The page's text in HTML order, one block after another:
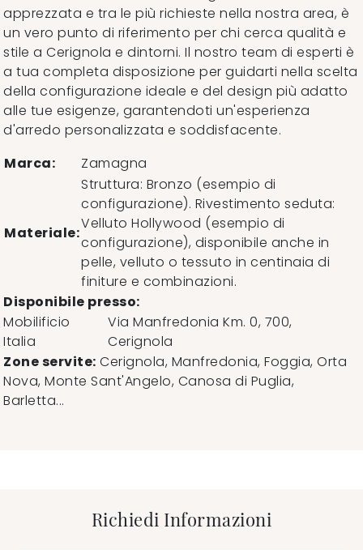
apprezzata e tra le più richieste nella nostra area, è
un vero punto di riferimento per chi cerca qualità e
stile a Cerignola e dintorni. Il nostro team di esperti è
a tua completa disposizione per guidarti nella scelta
della configurazione ideale e del design più adatto
alle tue esigenze, garantendoti un'esperienza
d'arredo personalizzata e soddisfacente.
Marca:
Zamagna
Materiale:
Struttura: Bronzo (esempio di
configurazione). Rivestimento seduta:
Velluto Hollywood (esempio di
configurazione), disponibile anche in
pelle, velluto o tessuto in centinaia di
finiture e combinazioni.
Disponibile presso:
Mobilificio
Italia
Via Manfredonia Km. 0, 700,
Cerignola
Zone servite: Cerignola, Manfredonia, Foggia, Orta
Nova, Monte Sant'Angelo, Canosa di Puglia,
Barletta...
Richiedi Informazioni